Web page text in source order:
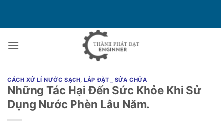
nội
dung
CÁCH XỬ LÍ NƯỚC SẠCH,LẮP ĐẶT _ SỬA CHỮA
Những Tác Hại Đến Sức Khỏe Khi Sử
Dụng Nước Phèn Lâu Năm.